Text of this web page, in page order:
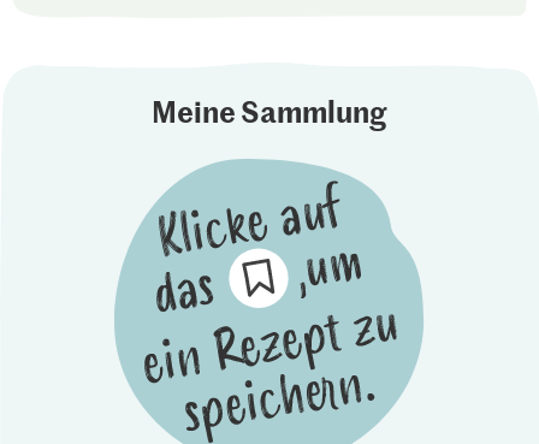
Meine Sammlung